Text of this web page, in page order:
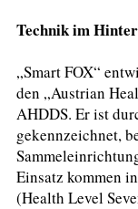
Technik im
„Smart FOX“
den „Austrian
AHDDS. Er ist
gekennzeichnet,
Einsatz kommen
(Health Level